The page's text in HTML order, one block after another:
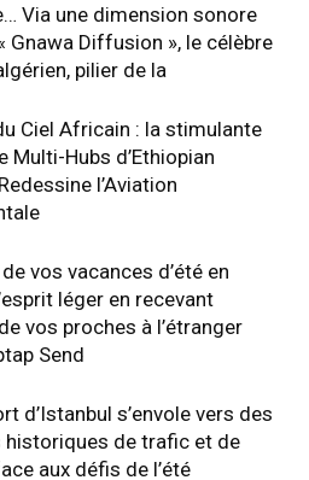
Via une dimension sonore
Gnawa Diffusion », le célèbre
pilier de la
Ciel Africain : la stimulante
Multi-Hubs d’Ethiopian
l’Aviation
vos vacances d’été en
léger en recevant
vos proches à l’étranger
Send
d’Istanbul s’envole vers des
historiques de trafic et de
aux défis de l’été